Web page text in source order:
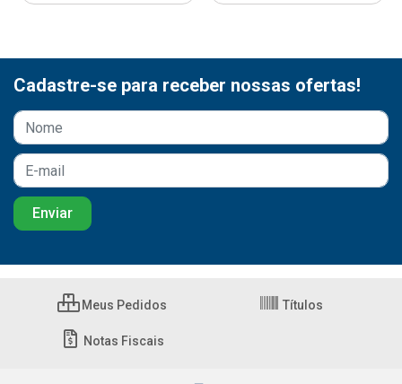
Cadastre-se para receber nossas ofertas!
Meus Pedidos Títulos
Notas Fiscais